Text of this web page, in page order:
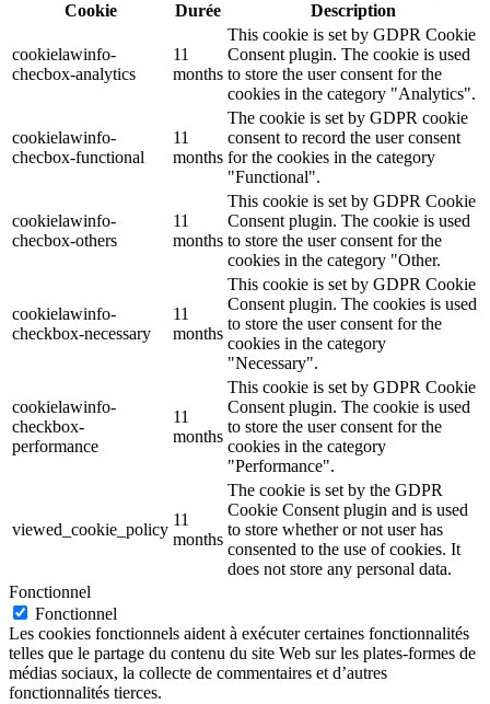
Cookie
Durée Description
cookielawinfo-
checbox-analytics
11
months
This cookie is set by GDPR Cookie
Consent plugin. The cookie is used
to store the user consent for the
cookies in the category "Analytics".
cookielawinfo-
checbox-functional
11
months
The cookie is set by GDPR cookie
consent to record the user consent
for the cookies in the category
"Functional".
cookielawinfo-
checbox-others
11
months
This cookie is set by GDPR Cookie
Consent plugin. The cookie is used
to store the user consent for the
cookies in the category "Other.
cookielawinfo-
checkbox-necessary
11
months
This cookie is set by GDPR Cookie
Consent plugin. The cookies is used
to store the user consent for the
cookies in the category
"Necessary".
cookielawinfo-
checkbox-
performance
11
months
This cookie is set by GDPR Cookie
Consent plugin. The cookie is used
to store the user consent for the
cookies in the category
"Performance".
viewed_cookie_policy
11
months
The cookie is set by the GDPR
Cookie Consent plugin and is used
to store whether or not user has
consented to the use of cookies. It
does not store any personal data.
Fonctionnel
Fonctionnel
Les cookies fonctionnels aident à exécuter certaines fonctionnalités
telles que le partage du contenu du site Web sur les plates-formes de
médias sociaux, la collecte de commentaires et d’autres
fonctionnalités tierces.